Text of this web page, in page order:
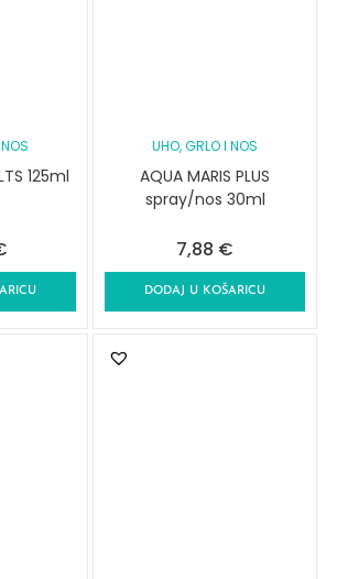
125ml
UHO, GRLO I NOS
AQUA MARIS PLUS
spray/nos 30ml
7,88 €
DODAJ U KOŠARICU